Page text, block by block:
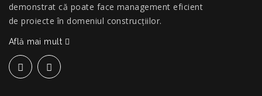
demonstrat că poate face management eficient
de proiecte în domeniul construcțiilor.
Află mai mult